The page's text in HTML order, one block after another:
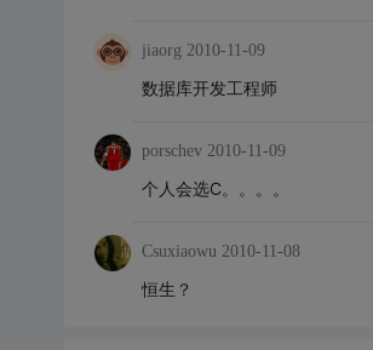
jiaorg 2010-11-09
数据库开发工程师
porschev 2010-11-09
个人会选C。。。。
Csuxiaowu 2010-11-08
恒生？